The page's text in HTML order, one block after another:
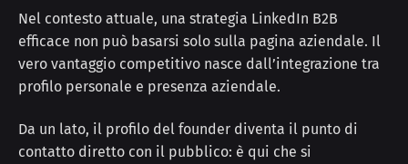
Nel contesto attuale, una strategia LinkedIn B2B
efficace non può basarsi solo sulla pagina aziendale. Il
vero vantaggio competitivo nasce dall’integrazione tra
profilo personale e presenza aziendale.
Da un lato, il profilo del founder diventa il punto di
contatto diretto con il pubblico: è qui che si